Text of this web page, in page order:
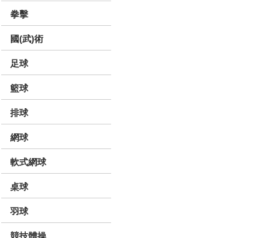
拳擊
國(武)術
足球
籃球
排球
網球
軟式網球
桌球
羽球
競技體操